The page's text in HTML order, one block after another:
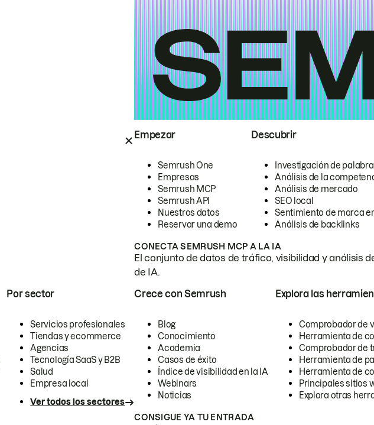
Empezar
Semrush One
Empresas
Semrush MCP
Semrush API
Nuestros datos
Reservar una demo
Descubrir
Investigación de
Análisis de la
Análisis de mercado
SEO local
Sentimiento de marca
Análisis de backlinks
CONECTA SEMRUSH MCP A LA IA
El conjunto de datos de tráfico, visibilidad y análisis
de IA.
Por sector
Servicios profesionales
Tiendas y ecommerce
Agencias
Tecnología SaaS y B2B
Salud
Empresa local
Ver todos los sectores
Crece con Semrush
Blog
Conocimiento
Academia
Casos de éxito
Índice de visibilidad en la IA
Webinars
Noticias
Explora las
Comprobador de
Herramienta de
Comprobador de
Herramienta de
Herramienta de
Principales sitios
Explora otras
CONSIGUE YA TU ENTRADA